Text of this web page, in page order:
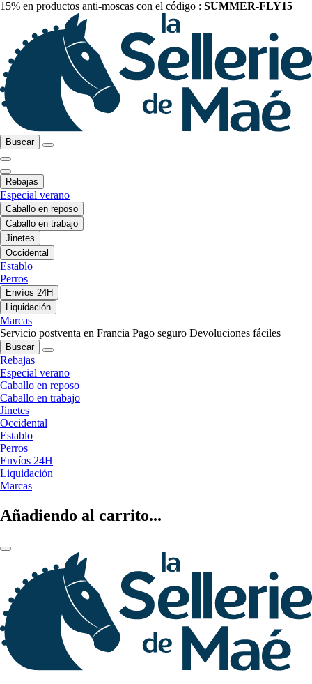
15% en productos anti-moscas con el código : SUMMER-FLY15
Buscar
Rebajas
Especial verano
Caballo en reposo
Caballo en trabajo
Jinetes
Occidental
Establo
Perros
Envíos 24H
Liquidación
Marcas
Servicio postventa en Francia Pago seguro Devoluciones fáciles
Buscar
Rebajas
Especial verano
Caballo en reposo
Caballo en trabajo
Jinetes
Occidental
Establo
Perros
Envíos 24H
Liquidación
Marcas
Añadiendo al carrito...